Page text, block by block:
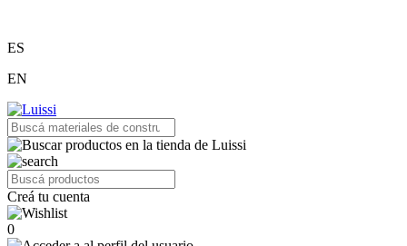
ES
EN
Creá tu cuenta
0